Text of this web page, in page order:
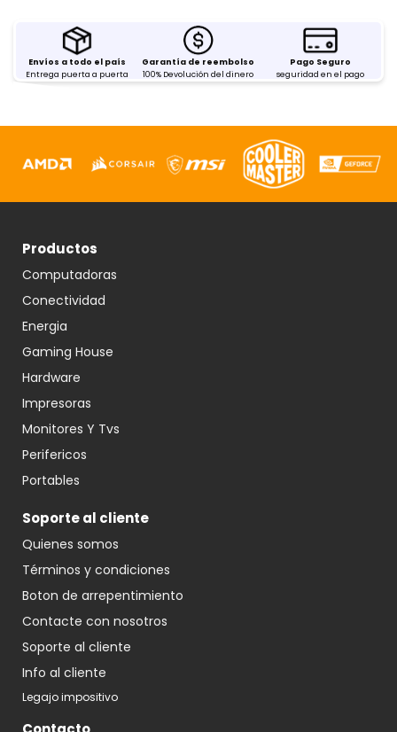
Envíos a todo el país
Entrega puerta a puerta
Garantía de reembolso
100% Devolución del dinero
Pago Seguro
seguridad en el pago
Productos
Computadoras
Conectividad
Energia
Gaming House
Hardware
Impresoras
Monitores Y Tvs
Perifericos
Portables
Soporte al cliente
Quienes somos
Términos y condiciones
Boton de arrepentimiento
Contacte con nosotros
Soporte al cliente
Info al cliente
Legajo impositivo